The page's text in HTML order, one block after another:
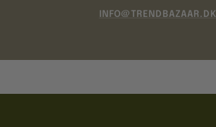
INFO@TRENDBAZAAR.DK